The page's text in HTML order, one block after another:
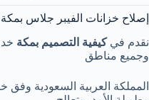
إصلاح خزانات الفيبر جلاس
نقدم فيكيفية التصميم بمكة
وجميع مناطق
المملكة العربية السعودية